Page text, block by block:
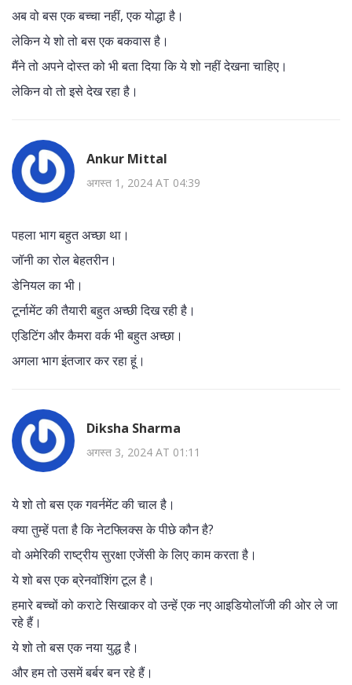
अब वो बस एक बच्चा नहीं, एक योद्धा है।
लेकिन ये शो तो बस एक बकवास है।
मैंने तो अपने दोस्त को भी बता दिया कि ये शो नहीं देखना चाहिए।
लेकिन वो तो इसे देख रहा है।
Ankur Mittal
अगस्त 1, 2024 AT 04:39
पहला भाग बहुत अच्छा था।
जॉनी का रोल बेहतरीन।
डेनियल का भी।
टूर्नामेंट की तैयारी बहुत अच्छी दिख रही है।
एडिटिंग और कैमरा वर्क भी बहुत अच्छा।
अगला भाग इंतजार कर रहा हूं।
Diksha Sharma
अगस्त 3, 2024 AT 01:11
ये शो तो बस एक गवर्नमेंट की चाल है।
क्या तुम्हें पता है कि नेटफ्लिक्स के पीछे कौन है?
वो अमेरिकी राष्ट्रीय सुरक्षा एजेंसी के लिए काम करता है।
ये शो बस एक ब्रेनवॉशिंग टूल है।
हमारे बच्चों को कराटे सिखाकर वो उन्हें एक नए आइडियोलॉजी की ओर ले जा
रहे हैं।
ये शो तो बस एक नया युद्ध है।
और हम तो उसमें बर्बर बन रहे हैं।